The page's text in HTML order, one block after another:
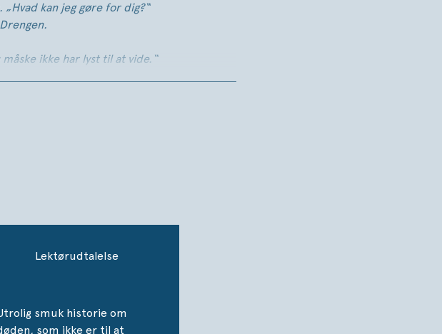
„Hvad kan jeg gøre for dig?“
ikke har lyst til at vide.“
Lektørudtalelse
smuk historie om
som ikke er til at